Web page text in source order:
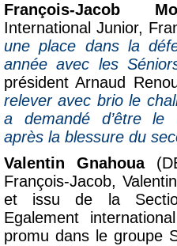
François-Jacob
International Junior,
une place dans la
année avec les
président Arnaud
relever avec brio le
a demandé d’être le
après la blessure du
Valentin Gnahoua
François-Jacob,
et issu de la
Egalement
promu dans le groupe